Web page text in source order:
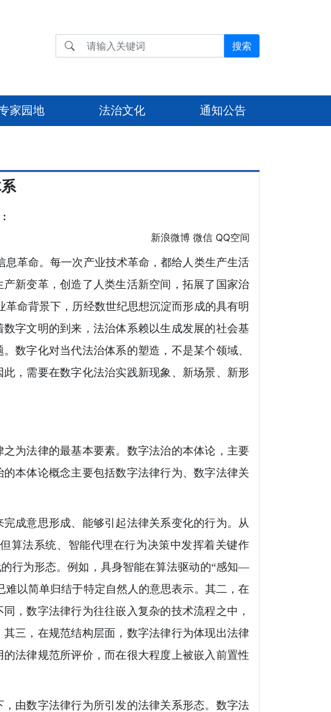
搜索
家园地 法治文化 通知公告
新浪微博 微信 QQ空间
革命。每一次产业技术革命，都给人类生产生活
新变革，创造了人类生活新空间，拓展了国家治
命背景下，历经数世纪思想沉淀而形成的具有明
字文明的到来，法治体系赖以生成发展的社会基
数字化对当代法治体系的塑造，不是某个领域、
，需要在数字化法治实践新现象、新场景、新形
为法律的最基本要素。数字法治的本体论，主要
本体论概念主要包括数字法律行为、数字法律关
成意思形成、能够引起法律关系变化的行为。从
算法系统、智能代理在行为决策中发挥着关键作
行为形态。例如，具身智能在算法驱动的“感知—
以简单归结于特定自然人的意思表示。其二，在
，数字法律行为往往嵌入复杂的技术流程之中，
三，在规范结构层面，数字法律行为体现出法律
法律规范所评价，而在很大程度上被嵌入前置性
由数字法律行为所引发的法律关系形态。数字法